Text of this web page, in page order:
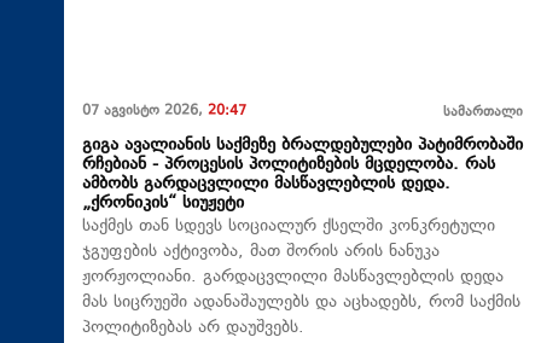
07 აგვისტო 2026, 20:47 სამართალი
გიგა ავალიანის საქმეზე ბრალდებულები პატიმრობაში
რჩებიან - პროცესის პოლიტიზების მცდელობა. რას
ამბობს გარდაცვლილი მასწავლებლის დედა.
„ქრონიკის“ სიუჟეტი
საქმეს თან სდევს სოციალურ ქსელში კონკრეტული
ჯგუფების აქტივობა, მათ შორის არის ნანუკა
ჟორჟოლიანი. გარდაცვლილი მასწავლებლის დედა
მას სიცრუეში ადანაშაულებს და აცხადებს, რომ საქმის
პოლიტიზებას არ დაუშვებს.